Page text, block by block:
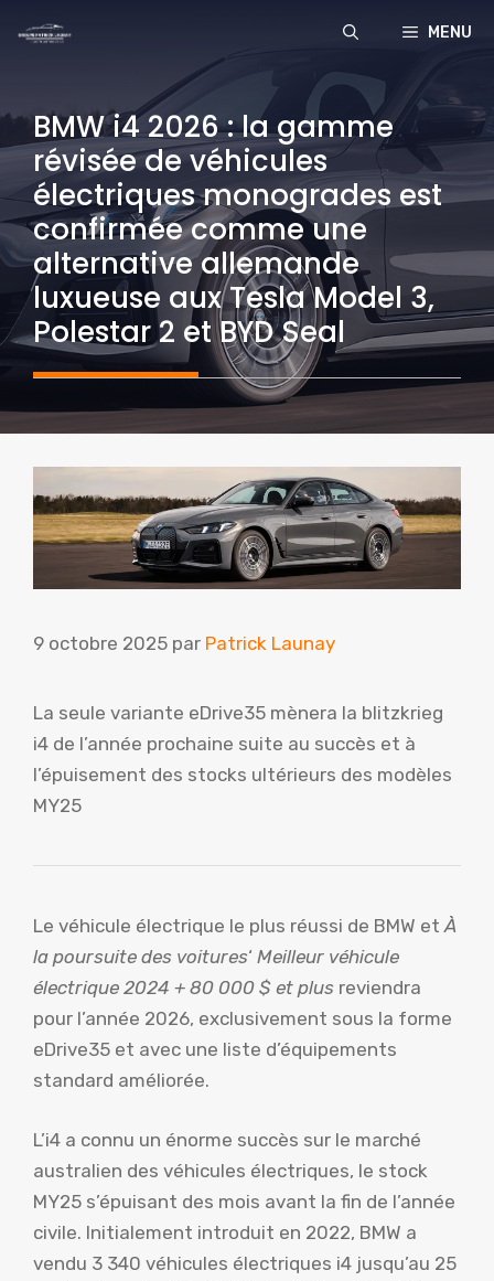
MENU
BMW i4 2026 : la gamme
révisée de véhicules
électriques monogrades est
confirmée comme une
alternative allemande
luxueuse aux Tesla Model 3,
Polestar 2 et BYD Seal
9 octobre 2025 par Patrick Launay
La seule variante eDrive35 mènera la blitzkrieg
i4 de l’année prochaine suite au succès et à
l’épuisement des stocks ultérieurs des modèles
MY25
Le véhicule électrique le plus réussi de BMW etÀ
la poursuite des voitures‘ Meilleur véhicule
électrique 2024 + 80 000 $ et plus reviendra
pour l’année 2026, exclusivement sous la forme
eDrive35 et avec une liste d’équipements
standard améliorée.
L’i4 a connu un énorme succès sur le marché
australien des véhicules électriques, le stock
MY25 s’épuisant des mois avant la fin de l’année
civile. Initialement introduit en 2022, BMW a
vendu 3 340 véhicules électriques i4 jusqu’au 25